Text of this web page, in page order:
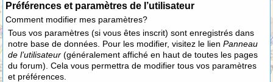
Préférences et paramètres de l’utilisateur
Comment modifier mes paramètres?
Tous vos paramètres (si vous êtes inscrit) sont enregistrés dans
notre base de données. Pour les modifier, visitez le lien Panneau
de l’utilisateur (généralement affiché en haut de toutes les pages
du forum). Cela vous permettra de modifier tous vos paramètres
et préférences.